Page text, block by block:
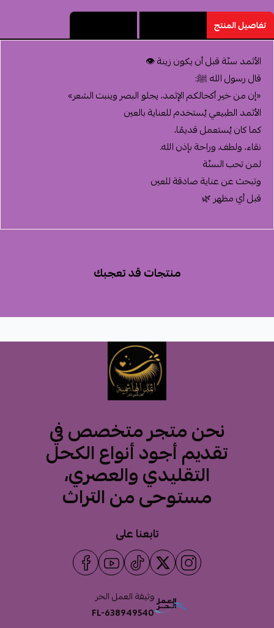
تفاصيل المنتج
الأثمد سنّة قبل أن يكون زينة 👁️
قال رسول الله ﷺ:
«إن من خير أكحالكم الإثمد، يجلو البصر وينبت الشعر»
الأثمد الطبيعي يُستخدم للعناية بالعين
كما كان يُستعمل قديمًا،
نقاء، ولطف، وراحة بإذن الله.
لمن تحب السنّة
وتبحث عن عناية صادقة للعين
قبل أي مظهر 🌿
منتجات قد تعجبك
نحن متجر متخصص في
تقديم أجود أنواع الكحل
التقليدي والعصري،
مستوحى من التراث
تابعنا على
وثيقة العمل الحر
FL-638949540